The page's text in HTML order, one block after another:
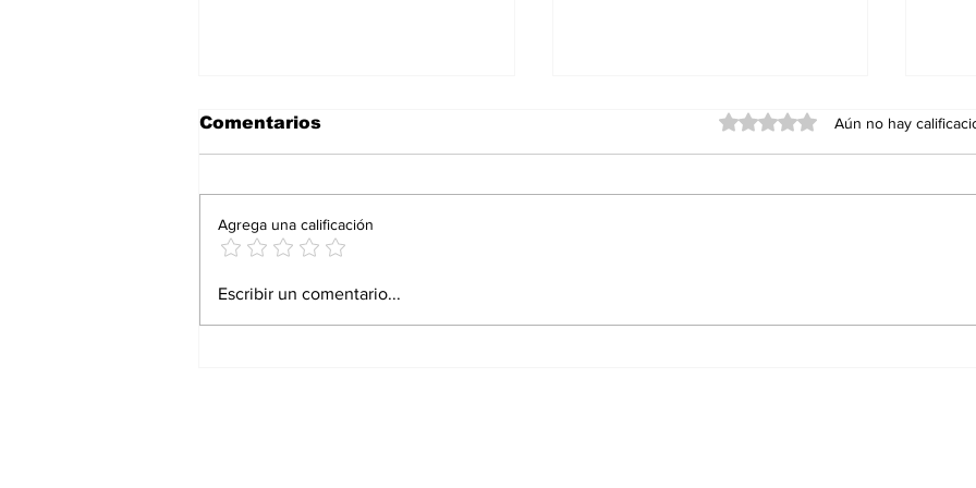
Proturismo responde
Martínez Bremer
educación, inclusión y
Comentarios Obtuvo 0 de 5 estrellas.
Aún no hay
Agrega una calificación
Escribir un comentario...